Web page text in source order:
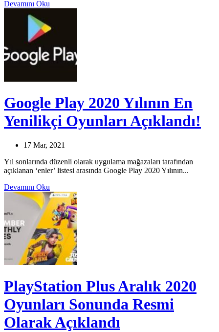
Devamını Oku
Google Play 2020 Yılının En
Yenilikçi Oyunları Açıklandı!
17 Mar, 2021
Yıl sonlarında düzenli olarak uygulama mağazaları tarafından
açıklanan ‘enler’ listesi arasında Google Play 2020 Yılının...
Devamını Oku
PlayStation Plus Aralık 2020
Oyunları Sonunda Resmi
Olarak Açıklandı